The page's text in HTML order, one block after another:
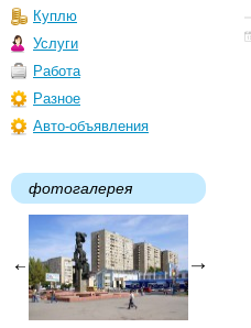
Куплю
Услуги
Работа
Разное
Авто-объявления
фотогалерея